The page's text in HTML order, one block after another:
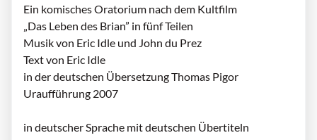
Ein komisches Oratorium nach dem Kultfilm
„Das Leben des Brian” in fünf Teilen
Musik von Eric Idle und John du Prez
Text von Eric Idle
in der deutschen Übersetzung Thomas Pigor
Uraufführung 2007
in deutscher Sprache mit deutschen Übertiteln